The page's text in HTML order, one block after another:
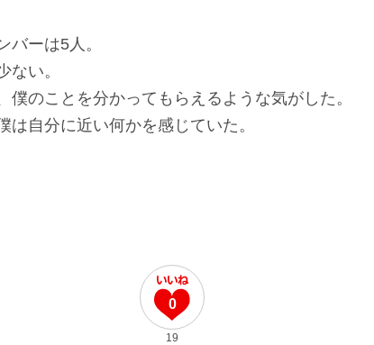
ーは5人。
い。
のことを分かってもらえるような気がした。
自分に近い何かを感じていた。
0
19